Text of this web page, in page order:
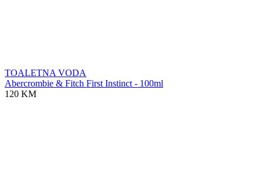
TOALETNA VODA
Abercrombie & Fitch First Instinct - 100ml
120 KM